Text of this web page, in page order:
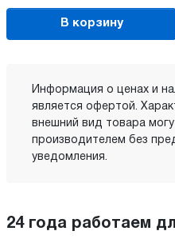
В корзину
Информация о ценах и
является офертой.
внешний вид товара
производителем без
уведомления.
24 года работаем